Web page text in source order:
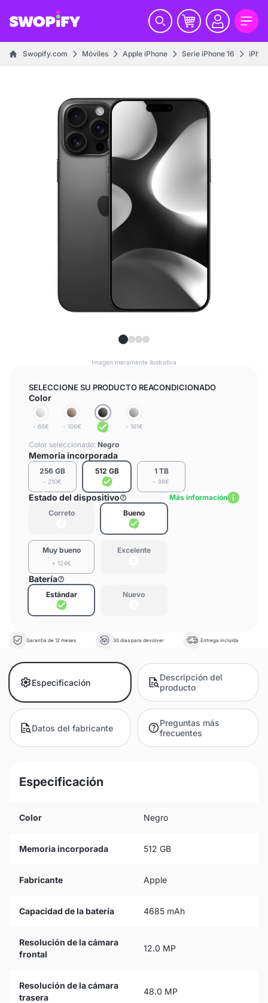
Swopify.com Móviles Apple iPhone Serie iPhone 16
Imagen meramente ilustrativa
SELECCIONE SU PRODUCTO REACONDICIONADO
Color
- 66€ - 106€ - 161€
Color seleccionado: Negro
Memoria incorporada
256 GB
- 210€
512 GB 1 TB
- 98€
Estado del dispositivo
Más información
Correto
Bueno
Muy bueno
+ 124€
Excelente
Batería
Estándar Nuevo
Garantía de 12 meses 30 días para devolver Entrega incluida
Especificación
Descripción del
producto
Datos del fabricante
Preguntas más
frecuentes
Especificación
Color Negro
Memoria incorporada 512 GB
Fabricante Apple
Capacidad de la batería 4685 mAh
Resolución de la cámara
frontal
12.0 MP
Resolución de la cámara
trasera
48.0 MP